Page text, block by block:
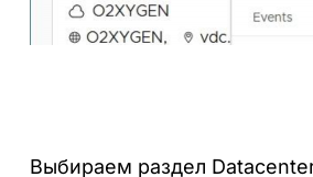
Выбираем раздел